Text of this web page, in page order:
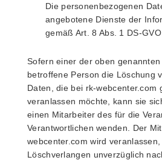
Die personenbezogenen
angebotene Dienste der
gemäß Art. 8 Abs. 1 DS-GVO
Sofern einer der oben
betroffene Person die Löschung
Daten, die bei rk-webcenter.com
veranlassen möchte, kann sie
einen Mitarbeiter des für die
Verantwortlichen wenden. Der
webcenter.com wird
Löschverlangen unverzüglich